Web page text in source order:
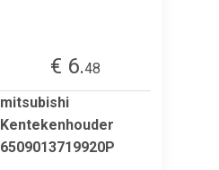
€ 6.48
mitsubishi
Kentekenhouder
6509013719920P